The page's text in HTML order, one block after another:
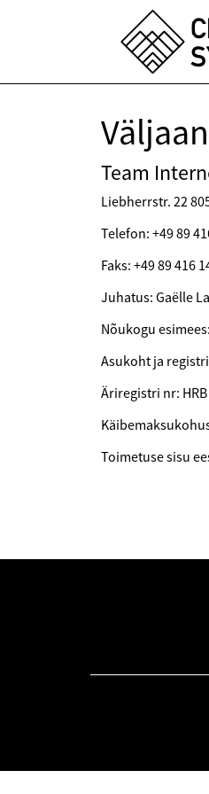
Team
Liebherrstr. 22
Telefon: +49 89
Faks: +49 89 416
Juhatus: Gaëlle
Nõukogu
Asukoht ja
Äriregistri nr: HRB
Toimetuse sisu